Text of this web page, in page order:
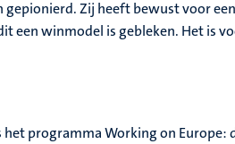
Zij heeft bewust voor een
een winmodel is gebleken. Het is
programma Working on Europe: